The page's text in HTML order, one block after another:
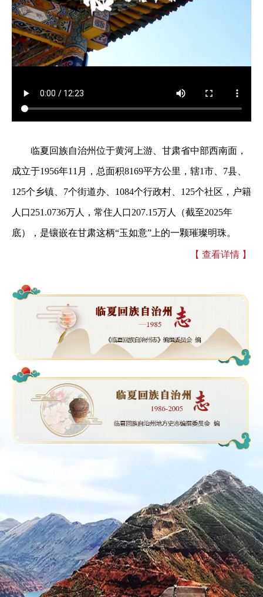
临夏回族自治州位于黄河上游、甘肃省中部西南面，
成立于1956年11月，总面积8169平方公里，辖1市、7县、
125个乡镇、7个街道办、1084个行政村、125个社区，户籍
人口251.0736万人，常住人口207.15万人（截至2025年
底），是镶嵌在甘肃这柄“玉如意”上的一颗璀璨明珠。
【 查看详情 】